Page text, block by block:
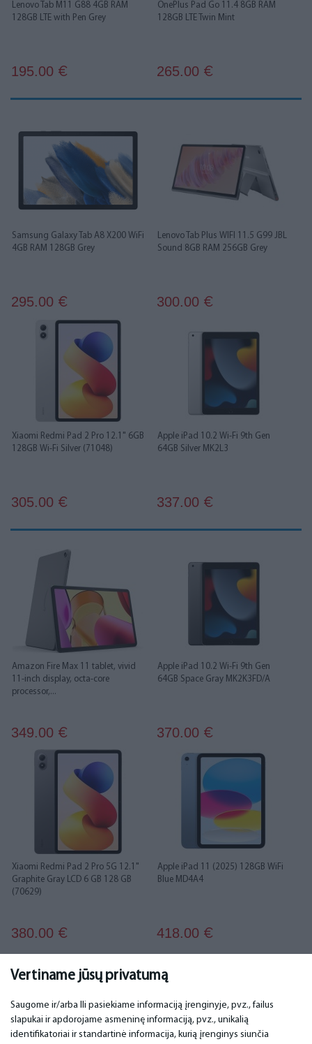
Vertiname jūsų privatumą
Saugome ir/arba Ili pasiekiame informaciją įrenginyje, pvz., failus
slapukai ir apdorojame asmeninę informaciją, pvz., unikalią
identifikatoriai ir standartinė informacija, kurią įrenginys siunčia
Lenovo Tab M11 G88 4GB RAM
128GB LTE with Pen Grey
195.00 €
OnePlus Pad Go 11.4 8GB RAM
128GB LTE Twin Mint
265.00 €
Samsung Galaxy Tab A8 X200 WiFi
4GB RAM 128GB Grey
295.00 €
Lenovo Tab Plus WIFI 11.5 G99 JBL
Sound 8GB RAM 256GB Grey
300.00 €
Xiaomi Redmi Pad 2 Pro 12.1" 6GB
128GB Wi-Fi Silver (71048)
305.00 €
Apple iPad 10.2 Wi-Fi 9th Gen
64GB Silver MK2L3
337.00 €
Amazon Fire Max 11 tablet, vivid
11-inch display, octa-core
processor,...
349.00 €
Apple iPad 10.2 Wi-Fi 9th Gen
64GB Space Gray MK2K3FD/A
370.00 €
Xiaomi Redmi Pad 2 Pro 5G 12.1"
Graphite Gray LCD 6 GB 128 GB
(70629)
380.00 €
Apple iPad 11 (2025) 128GB WiFi
Blue MD4A4
418.00 €
1 2 3 4 5
SVARBU KONTAKTINIAI DUOMENYS